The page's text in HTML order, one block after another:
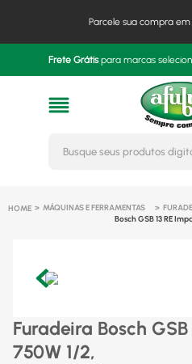
Parcele sua compra
Frete Grátispara marcas
MÁQUINAS E FERRAMENTAS
Bosch GSB 13 RE
Furadeira Bosch
750W 1/2,